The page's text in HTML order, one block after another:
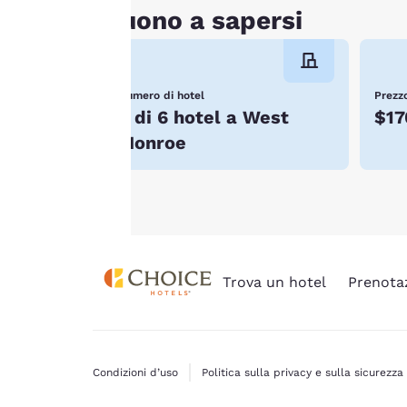
Buono a sapersi
Numero di hotel
3 di 6 hotel a West
Monroe
consenso non
Per maggiori
informazioni, consulta
Trova un hotel
Condizioni d’uso Politica sulla privacy e sulla sicurezza